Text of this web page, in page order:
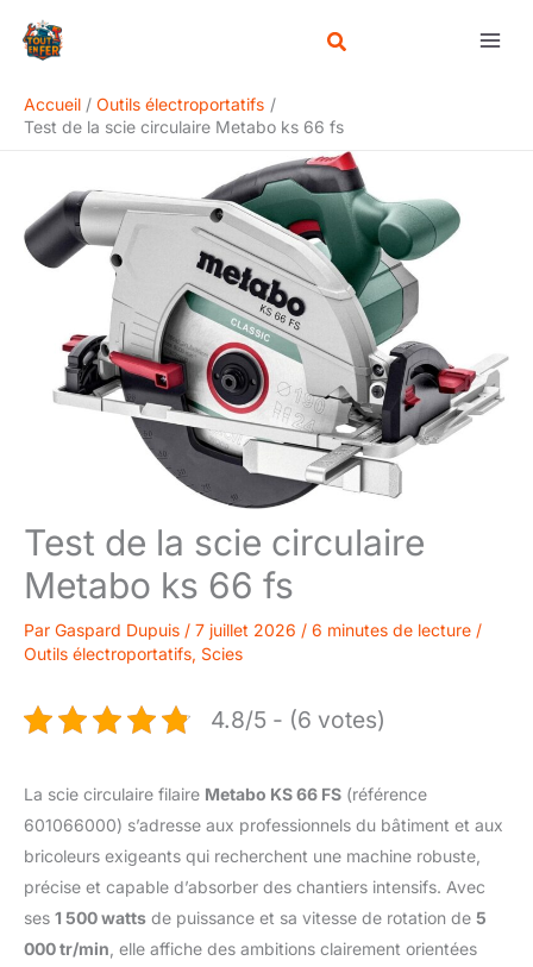
Accueil
Outils électroportatifs
Test de la scie circulaire Metabo ks 66 fs
Test de la scie circulaire
Metabo ks 66 fs
Par Gaspard Dupuis / 7 juillet 2026 / 6 minutes de lecture /
Outils électroportatifs, Scies
4.8/5 - (6 votes)
La scie circulaire filaire Metabo KS 66 FS (référence
601066000) s’adresse aux professionnels du bâtiment et aux
bricoleurs exigeants qui recherchent une machine robuste,
précise et capable d’absorber des chantiers intensifs. Avec
ses 1 500 watts de puissance et sa vitesse de rotation de 5
000 tr/min , elle affiche des ambitions clairement orientées